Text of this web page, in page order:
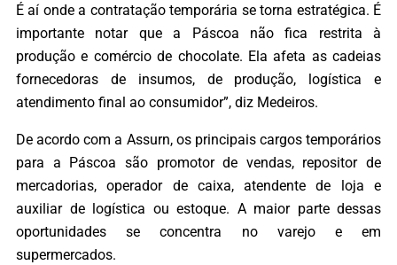
É aí onde a contratação temporária se torna estratégica. É
importante notar que a Páscoa não fica restrita à
produção e comércio de chocolate. Ela afeta as cadeias
fornecedoras de insumos, de produção, logística e
atendimento final ao consumidor”, diz Medeiros.
De acordo com a Assurn, os principais cargos temporários
para a Páscoa são promotor de vendas, repositor de
mercadorias, operador de caixa, atendente de loja e
auxiliar de logística ou estoque. A maior parte dessas
oportunidades se concentra no varejo e em
supermercados.